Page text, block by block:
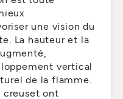
une vision du
La hauteur et la
vertical
de la flamme.
creuset ont